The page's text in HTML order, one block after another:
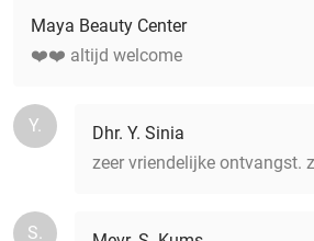
Maya Beauty Center
❤️❤️ altijd welcome
Y.
Dhr. Y. Sinia
zeer vriendelijke ontvangst.
S.